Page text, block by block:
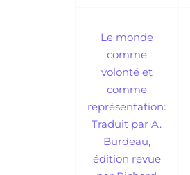
Le monde
comme
volonté et
comme
représentation:
Traduit par A.
Burdeau,
édition revue